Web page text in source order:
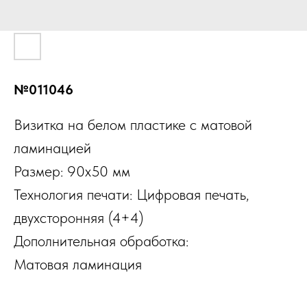
№011046
Визитка на белом пластике с матовой
ламинацией
Размер: 90х50 мм
Технология печати: Цифровая печать,
двухсторонняя (4+4)
Дополнительная обработка:
Матовая ламинация